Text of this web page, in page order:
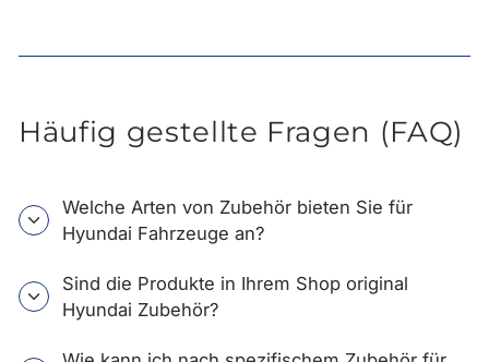
Häufig gestellte Fragen (FAQ)
Welche Arten von Zubehör bieten Sie für
Hyundai Fahrzeuge an?
Sind die Produkte in Ihrem Shop original
Hyundai Zubehör?